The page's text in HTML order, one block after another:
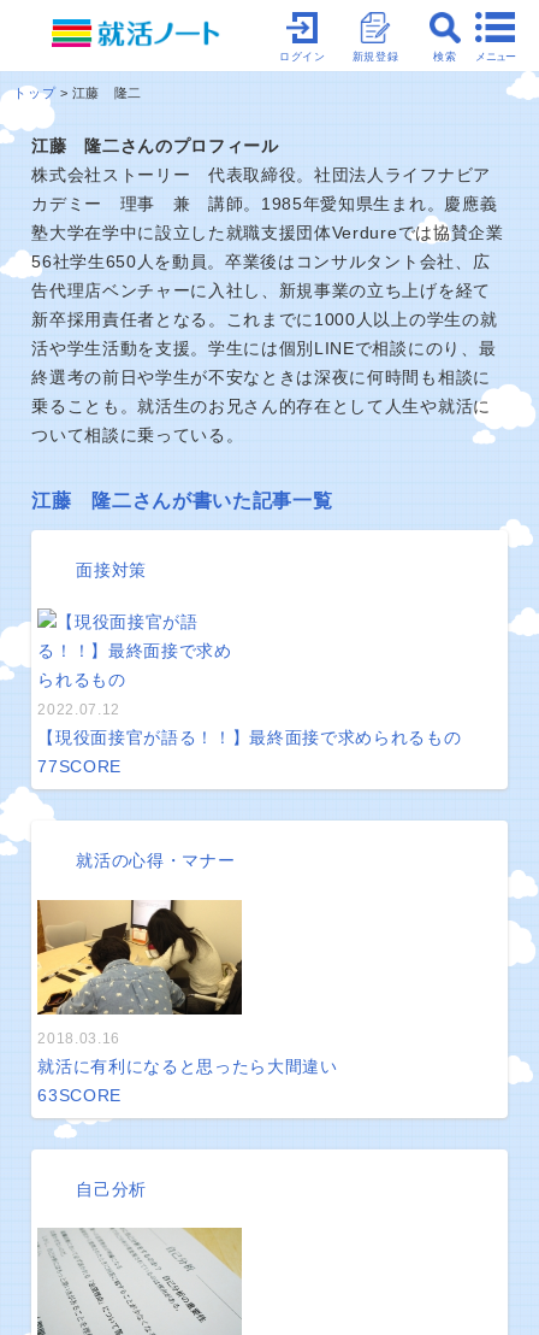
メニュー
検索
新規登録
ログイン
トップ 江藤 隆二
江藤 隆二さんのプロフィール
株式会社ストーリー 代表取締役。社団法人ライフナビア
カデミー 理事 兼 講師。1985年愛知県生まれ。慶應義
塾大学在学中に設立した就職支援団体Verdureでは協賛企業
56社学生650人を動員。卒業後はコンサルタント会社、広
告代理店ベンチャーに入社し、新規事業の立ち上げを経て
新卒採用責任者となる。これまでに1000人以上の学生の就
活や学生活動を支援。学生には個別LINEで相談にのり、最
終選考の前日や学生が不安なときは深夜に何時間も相談に
乗ることも。就活生のお兄さん的存在として人生や就活に
ついて相談に乗っている。
江藤 隆二さんが書いた記事一覧
面接対策
2022.07.12
【現役面接官が語る！！】最終面接で求められるもの
77SCORE
就活の心得・マナー
2018.03.16
就活に有利になると思ったら大間違い
63SCORE
自己分析